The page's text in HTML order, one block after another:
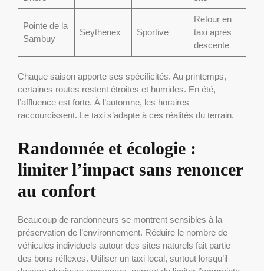
Pointe de la
Sambuy
Seythenex Sportive
Retour en
taxi après
descente
Chaque saison apporte ses spécificités. Au printemps,
certaines routes restent étroites et humides. En été,
l’affluence est forte. À l’automne, les horaires
raccourcissent. Le taxi s’adapte à ces réalités du terrain.
Randonnée et écologie :
limiter l’impact sans renoncer
au confort
Beaucoup de randonneurs se montrent sensibles à la
préservation de l’environnement. Réduire le nombre de
véhicules individuels autour des sites naturels fait partie
des bons réflexes. Utiliser un taxi local, surtout lorsqu’il